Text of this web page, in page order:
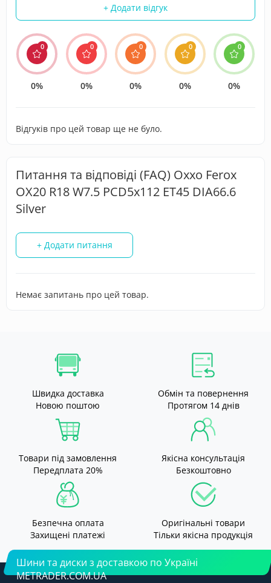
+ Додати відгук
0
0%
0
0%
0
0%
0
0%
0
0%
Відгуків про цей товар ще не було.
Питання та відповіді (FAQ) Oxxo Ferox
OX20 R18 W7.5 PCD5x112 ET45 DIA66.6
Silver
+ Додати питання
Немає запитань про цей товар.
Швидка доставка
Новою поштою
Обмін та повернення
Протягом 14 днів
Товари під замовлення
Передплата 20%
Якісна консультація
Безкоштовно
Безпечна оплата
Захищені платежі
Оригінальні товари
Тільки якісна продукція
Шини та диски з доставкою по Україні
METRADER.COM.UA